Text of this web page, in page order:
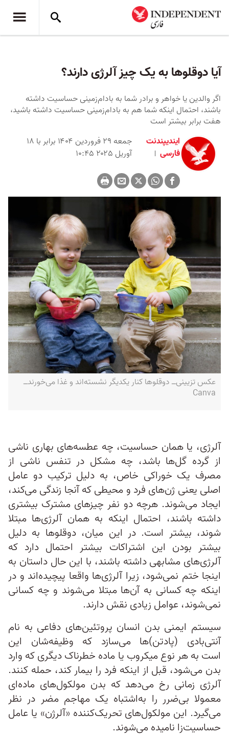
آیا دوقلوها به یک چیز آلرژی دارند؟
اگر والدین یا خواهر و برادر شما به بادام‌زمینی حساسیت داشته
باشند، احتمال اینکه شما هم به بادام‌زمینی حساسیت داشته باشید،
هفت برابر بیشتر است
ایندیپندنت
فارسی
جمعه ۲۹ فروردین ۱۴۰۴ برابر با ۱۸
آوریل ۲۰۲۵ ۱۰:۴۵
عکس تزیینی‌ــ دوقلو‌ها کنار یکدیگر نشسته‌اند و غذا می‌خورندــ
Canva
آلرژی‌، یا همان حساسیت، چه عطسه‌های بهاری ناشی
از گرده گل‌ها باشد، چه مشکل در تنفس ناشی از
مصرف یک خوراکی خاص، به دلیل ترکیب دو عامل
اصلی یعنی ژن‌های فرد و محیطی که آنجا زندگی می‌کند،
ایجاد می‌شوند. هرچه دو نفر چیزهای مشترک بیشتری
داشته باشند، احتمال اینکه به همان آلرژی‌ها مبتلا
شوند، بیشتر است. در این میان، دوقلوها به دلیل
بیشتر بودن این اشتراکات بیشتر احتمال دارد که
آلرژی‌های مشابهی داشته باشند، با این حال داستان به
اینجا ختم نمی‌شود، زیرا آلرژی‌ها واقعا پیچیده‌اند و در
اینکه چه کسانی به آن‌ها مبتلا می‌شوند و چه کسانی
نمی‌شوند، عوامل زیادی نقش دارند.
سیستم ایمنی بدن انسان پروتئین‌های دفاعی به نام
آنتی‌بادی‌ (پادتن)ها می‌سازد که وظیفه‌شان این
است به هر نوع میکروب یا ماده خطرناک دیگری که وارد
بدن می‌شود، قبل از اینکه فرد را بیمار کند، حمله کنند.
آلرژی زمانی رخ می‌دهد که بدن مولکول‌های ماده‌ای
معمولا بی‌ضرر را به‌اشتباه یک مهاجم مضر در نظر
می‌گیرد. این مولکول‌های تحریک‌کننده «آلرژن‌» یا عامل
حساسیت‌زا نامیده می‌شوند.